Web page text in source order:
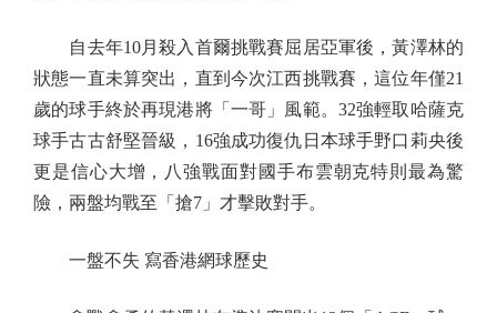
自去年10月殺入首爾挑戰賽屈居亞軍後，黃澤林的
狀態一直未算突出，直到今次江西挑戰賽，這位年僅21
歲的球手終於再現港將「一哥」風範。32強輕取哈薩克
球手古古舒堅晉級，16強成功復仇日本球手野口莉央後
更是信心大增，八強戰面對國手布雲朝克特則最為驚
險，兩盤均戰至「搶7」才擊敗對手。
一盤不失 寫香港網球歷史